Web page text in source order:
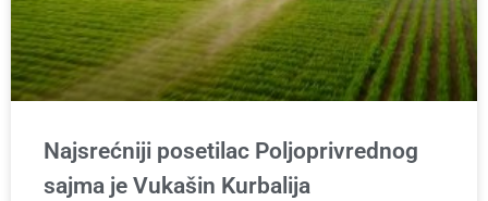
Najsrećniji posetilac Poljoprivrednog
sajma je Vukašin Kurbalija